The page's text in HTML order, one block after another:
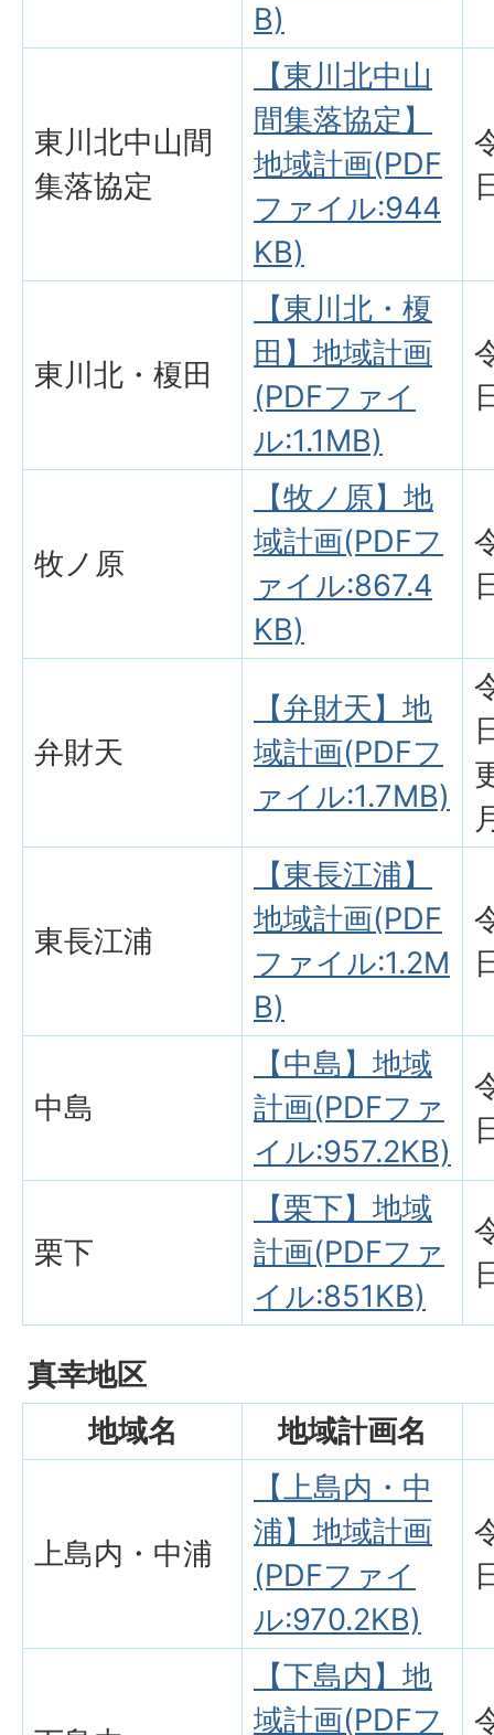
B)
東川北中山間
集落協定
【東川北中山
間集落協定】
地域計画(PDF
ファイル:944
KB)
東川北・榎田
【東川北・榎
田】地域計画
(PDFファイ
ル:1.1MB)
牧ノ原
【牧ノ原】地
域計画(PDFフ
ァイル:867.4
KB)
弁財天
【弁財天】地
域計画(PDFフ
ァイル:1.7MB)
東長江浦
【東長江浦】
地域計画(PDF
ファイル:1.2M
B)
中島
【中島】地域
計画(PDFファ
イル:957.2KB)
栗下
【栗下】地域
計画(PDFファ
イル:851KB)
真幸地区
地域名
地域計画名
上島内・中浦
【上島内・中
浦】地域計画
(PDFファイ
ル:970.2KB)
【下島内】地
域計画(PDFフ